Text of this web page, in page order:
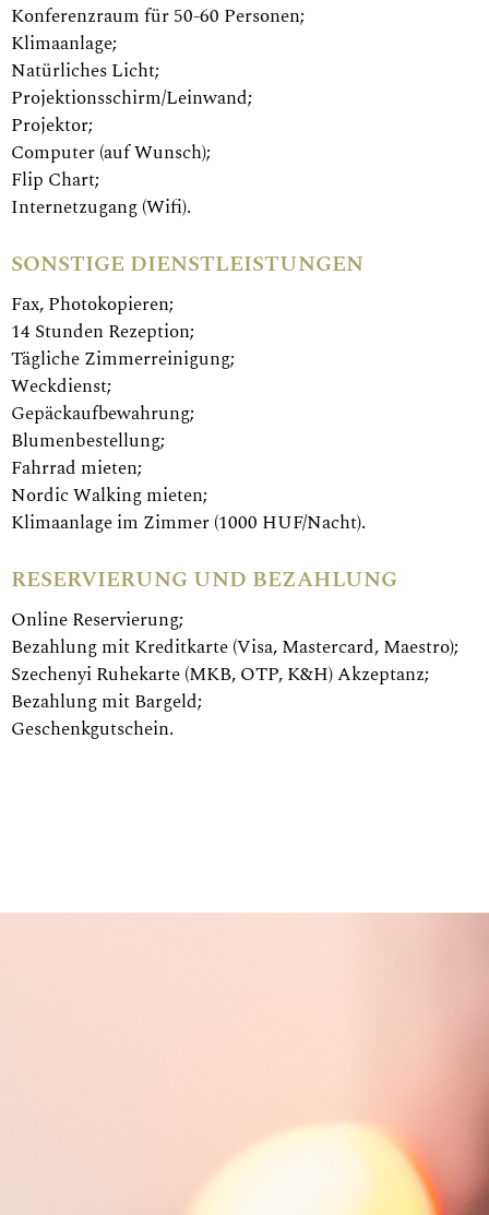
Konferenzraum für 50-60 Personen;
Klimaanlage;
Natürliches Licht;
Projektionsschirm/Leinwand;
Projektor;
Computer (auf Wunsch);
Flip Chart;
Internetzugang (Wifi).
SONSTIGE DIENSTLEISTUNGEN
Fax, Photokopieren;
14 Stunden Rezeption;
Tägliche Zimmerreinigung;
Weckdienst;
Gepäckaufbewahrung;
Blumenbestellung;
Fahrrad mieten;
Nordic Walking mieten;
Klimaanlage im Zimmer (1000 HUF/Nacht).
RESERVIERUNG UND BEZAHLUNG
Online Reservierung;
Bezahlung mit Kreditkarte (Visa, Mastercard, Maestro);
Szechenyi Ruhekarte (MKB, OTP, K&H) Akzeptanz;
Bezahlung mit Bargeld;
Geschenkgutschein.